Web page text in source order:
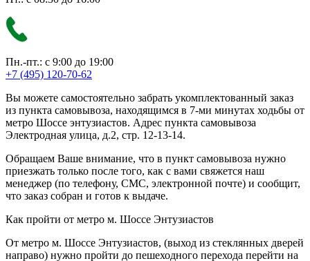
Пн.-пт.: с 9:00 до 19:00
+7 (495) 120-70-62
Вы можете самостоятельно забрать укомплектованный заказ
из пункта самовывоза, находящимся в 7-ми минутах ходьбы от
метро Шоссе энтузиастов. Адрес пункта самовывоза
Электродная улица, д.2, стр. 12-13-14.
Обращаем Ваше внимание, что в пункт самовывоза нужно
приезжать только после того, как с вами свяжется наш
менеджер (по телефону, СМС, электронной почте) и сообщит,
что заказ собран и готов к выдаче.
Как пройти от метро м. Шоссе Энтузиастов
От метро м. Шоссе Энтузиастов, (выход из стеклянных дверей
направо) нужно пройти до пешеходного перехода перейти на